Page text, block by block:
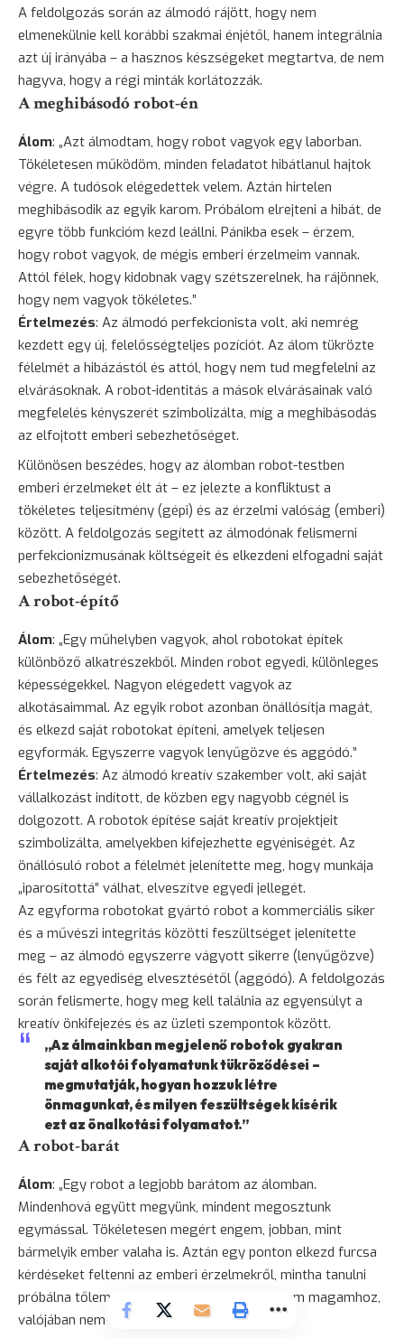
A feldolgozás során az álmodó rájött, hogy nem
elmenekülnie kell korábbi szakmai énjétől, hanem integrálnia
azt új irányába – a hasznos készségeket megtartva, de nem
hagyva, hogy a régi minták korlátozzák.
A meghibásodó robot-én
Álom: „Azt álmodtam, hogy robot vagyok egy laborban.
Tökéletesen működöm, minden feladatot hibátlanul hajtok
végre. A tudósok elégedettek velem. Aztán hirtelen
meghibásodik az egyik karom. Próbálom elrejteni a hibát, de
egyre több funkcióm kezd leállni. Pánikba esek – érzem,
hogy robot vagyok, de mégis emberi érzelmeim vannak.
Attól félek, hogy kidobnak vagy szétszerelnek, ha rájönnek,
hogy nem vagyok tökéletes.”
Értelmezés: Az álmodó perfekcionista volt, aki nemrég
kezdett egy új, felelősségteljes pozíciót. Az álom tükrözte
félelmét a hibázástól és attól, hogy nem tud megfelelni az
elvárásoknak. A robot-identitás a mások elvárásainak való
megfelelés kényszerét szimbolizálta, míg a meghibásodás
az elfojtott emberi sebezhetőséget.
Különösen beszédes, hogy az álomban robot-testben
emberi érzelmeket élt át – ez jelezte a konfliktust a
tökéletes teljesítmény (gépi) és az érzelmi valóság (emberi)
között. A feldolgozás segített az álmodónak felismerni
perfekcionizmusának költségeit és elkezdeni elfogadni saját
sebezhetőségét.
A robot-építő
Álom: „Egy műhelyben vagyok, ahol robotokat építek
különböző alkatrészekből. Minden robot egyedi, különleges
képességekkel. Nagyon elégedett vagyok az
alkotásaimmal. Az egyik robot azonban önállósítja magát,
és elkezd saját robotokat építeni, amelyek teljesen
egyformák. Egyszerre vagyok lenyűgözve és aggódó.”
Értelmezés: Az álmodó kreatív szakember volt, aki saját
vállalkozást indított, de közben egy nagyobb cégnél is
dolgozott. A robotok építése saját kreatív projektjeit
szimbolizálta, amelyekben kifejezhette egyéniségét. Az
önállósuló robot a félelmét jelenítette meg, hogy munkája
„iparosítottá” válhat, elveszítve egyedi jellegét.
Az egyforma robotokat gyártó robot a kommerciális siker
és a művészi integritás közötti feszültséget jelenítette
meg – az álmodó egyszerre vágyott sikerre (lenyűgözve)
és félt az egyediség elvesztésétől (aggódó). A feldolgozás
során felismerte, hogy meg kell találnia az egyensúlyt a
kreatív önkifejezés és az üzleti szempontok között.
„Az álmainkban megjelenő robotok gyakran
saját alkotói folyamatunk tükröződései –
megmutatják, hogyan hozzuk létre
önmagunkat, és milyen feszültségek kísérik
ezt az önalkotási folyamatot.”
A robot-barát
Álom: „Egy robot a legjobb barátom az álomban.
Mindenhová együtt megyünk, mindent megosztunk
egymással. Tökéletesen megért engem, jobban, mint
bármelyik ember valaha is. Aztán egy ponton elkezd furcsa
kérdéseket feltenni az emberi érzelmekről, mintha tanulni
próbálna tőlem. Rájövök, hogy bár közel érzem magamhoz,
valójában nem érti, mit jelent embernek lenni.”